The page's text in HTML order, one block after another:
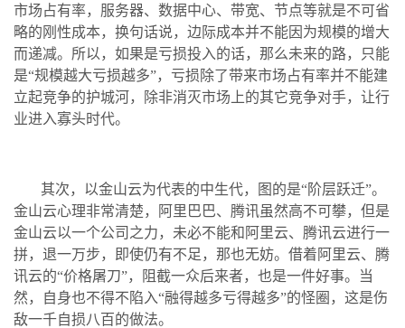
市场占有率，服务器、数据中心、带宽、节点等就是不可省
略的刚性成本，换句话说，边际成本并不能因为规模的增大
而递减。所以，如果是亏损投入的话，那么未来的路，只能
是“规模越大亏损越多”，亏损除了带来市场占有率并不能建
立起竞争的护城河，除非消灭市场上的其它竞争对手，让行
业进入寡头时代。
其次，以金山云为代表的中生代，图的是“阶层跃迁”。
金山云心理非常清楚，阿里巴巴、腾讯虽然高不可攀，但是
金山云以一个公司之力，未必不能和阿里云、腾讯云进行一
拼，退一万步，即使仍有不足，那也无妨。借着阿里云、腾
讯云的“价格屠刀”，阻截一众后来者，也是一件好事。当
然，自身也不得不陷入“融得越多亏得越多”的怪圈，这是伤
敌一千自损八百的做法。